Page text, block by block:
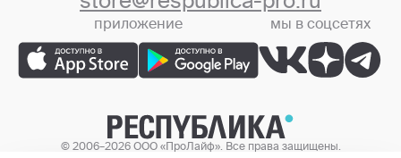
приложение мы в соцсетях
© 2006–2026 ООО «ПроЛайф». Все права защищены.